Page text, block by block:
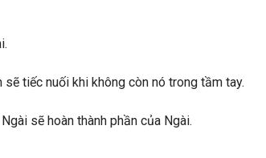
tiếc nuối khi không còn nó trong tầm tay.
sẽ hoàn thành phần của Ngài.